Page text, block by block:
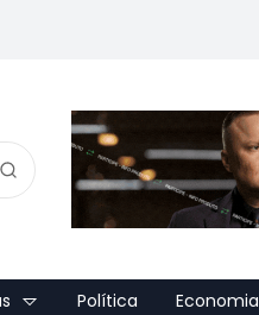
Política Economia